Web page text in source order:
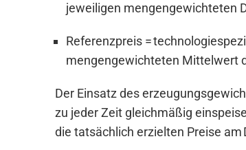
jeweiligen mengengewichteten
Referenzpreis =
mengengewichteten Mittelwert
Der Einsatz des
zu jeder Zeit gleichmäßig
die tatsächlich erzielten Preise am